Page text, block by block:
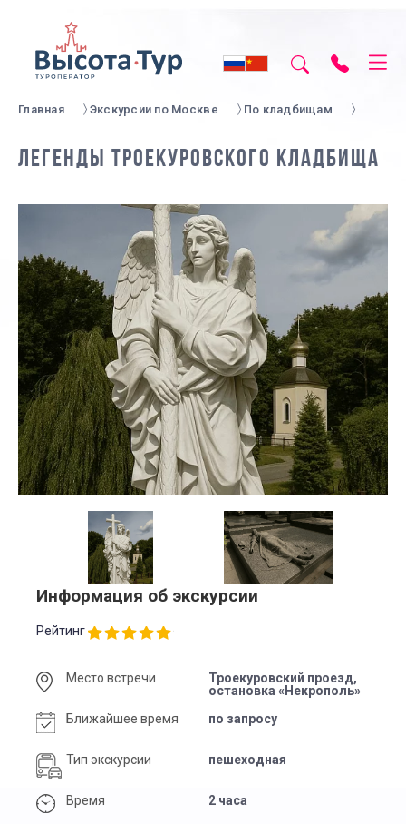
Главная Экскурсии по Москве По кладбищам
ЛЕГЕНДЫ ТРОЕКУРОВСКОГО КЛАДБИЩА
Информация об экскурсии
Рейтинг
Место встречи
Троекуровский проезд,
остановка «Некрополь»
Ближайшее время
по запросу
Тип экскурсии пешеходная
Время 2 часа